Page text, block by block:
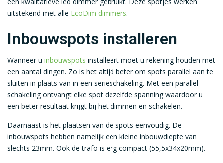
uitstekend met alle EcoDim dimmers.
Inbouwspots installeren
Wanneer u inbouwspots installeert moet u rekening houden met
een aantal dingen. Zo is het altijd beter om spots parallel aan te
sluiten in plaats van in een serieschakeling. Met een parallel
schakeling ontvangt elke spot dezelfde spanning waardoor u
een beter resultaat krijgt bij het dimmen en schakelen.
Daarnaast is het plaatsen van de spots eenvoudig. De
inbouwspots hebben namelijk een kleine inbouwdiepte van
slechts 23mm. Ook de trafo is erg compact (55,5x34x20mm).